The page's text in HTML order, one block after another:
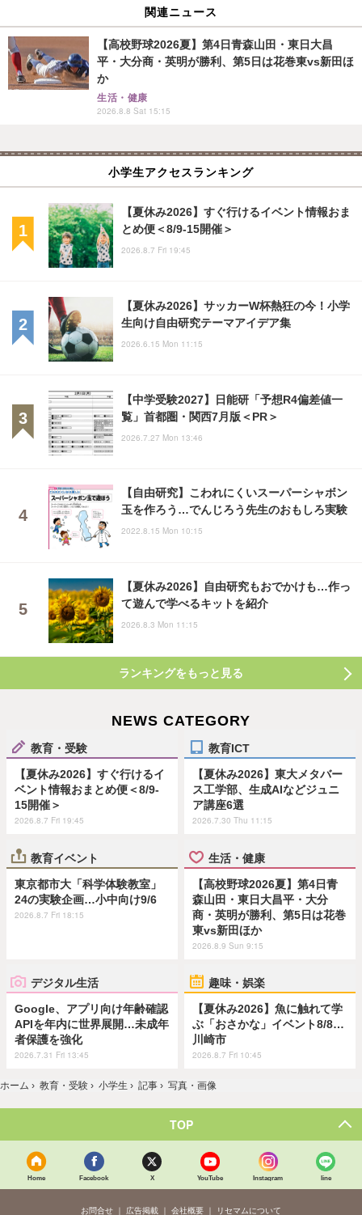
関連ニュース
【高校野球2026夏】第4日青森山田・東日大昌
平・大分商・英明が勝利、第5日は花巻東vs新田ほ
か
生活・健康
2026.8.8 Sat 15:15
小学生アクセスランキング
【夏休み2026】すぐ行けるイベント情報おま
とめ便＜8/9-15開催＞
2026.8.7 Fri 19:45
【夏休み2026】サッカーW杯熱狂の今！小学
生向け自由研究テーマアイデア集
2026.6.15 Mon 11:15
【中学受験2027】日能研「予想R4偏差値一
覧」首都圏・関西7月版＜PR＞
2026.7.27 Mon 13:46
【自由研究】こわれにくいスーパーシャボン
玉を作ろう…でんじろう先生のおもしろ実験
2022.8.15 Mon 10:15
【夏休み2026】自由研究もおでかけも…作っ
て遊んで学べるキットを紹介
2026.8.3 Mon 11:15
ランキングをもっと見る
NEWS CATEGORY
教育・受験
【夏休み2026】すぐ行けるイ
ベント情報おまとめ便＜8/9-
15開催＞
2026.8.7 Fri 19:45
教育ICT
【夏休み2026】東大メタバー
ス工学部、生成AIなどジュニ
ア講座6選
2026.7.30 Thu 11:15
教育イベント
東京都市大「科学体験教室」
24の実験企画…小中向け9/6
2026.8.7 Fri 18:15
生活・健康
【高校野球2026夏】第4日青
森山田・東日大昌平・大分
商・英明が勝利、第5日は花巻
東vs新田ほか
2026.8.9 Sun 9:15
デジタル生活
Google、アプリ向け年齢確認
APIを年内に世界展開…未成年
者保護を強化
2026.7.31 Fri 13:45
趣味・娯楽
【夏休み2026】魚に触れて学
ぶ「おさかな」イベント8/8…
川崎市
2026.8.7 Fri 10:45
ホーム › 教育・受験 › 小学生 › 記事 › 写真・画像
TOP
Home Facebook X YouTube Instagram line
お問合せ 広告掲載 会社概要 リセマムについて